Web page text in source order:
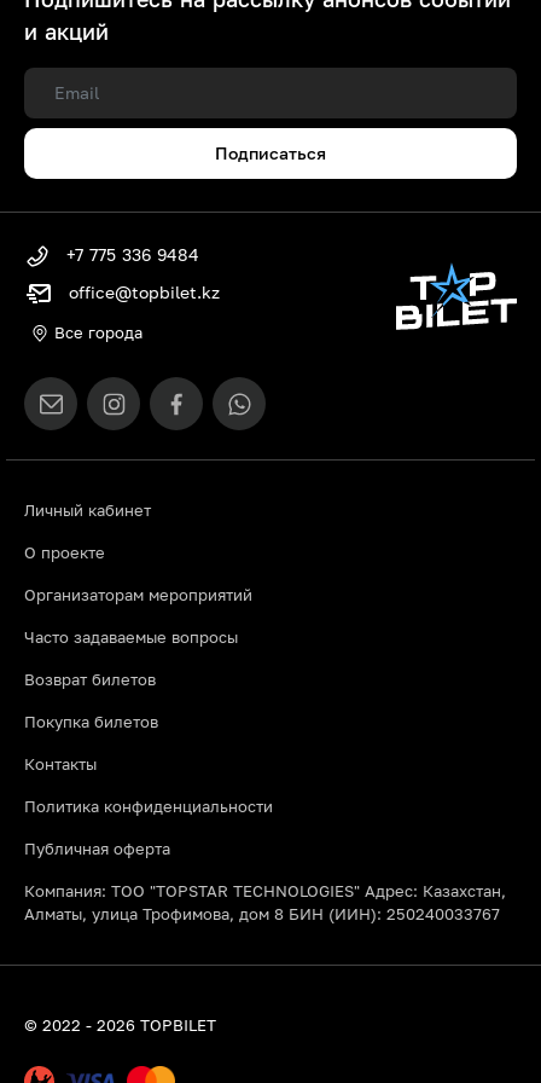
и акций
Подписаться
Личный кабинет
О проекте
Организаторам мероприятий
Часто задаваемые вопросы
Возврат билетов
Покупка билетов
Контакты
Политика конфиденциальности
Публичная оферта
Компания: ТОО "TOPSTAR TECHNOLOGIES" Адрес: Казахстан,
Алматы, улица Трофимова, дом 8 БИН (ИИН): 250240033767
+7 775 336 9484
office@topbilet.kz
Все города
© 2022 - 2026 TOPBILET